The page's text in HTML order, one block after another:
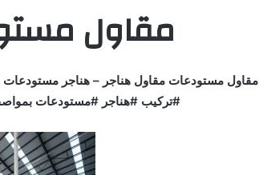
مقاول
مقاول مستودعات مقاول هناجر – هناجر مستودعات
#تركيب #هناجر #مستودعات